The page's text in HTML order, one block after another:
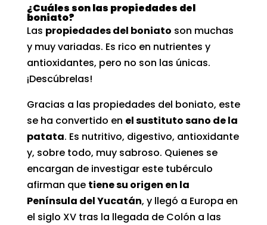
¿Cuáles son las propiedades del
boniato?
Las propiedades del boniato son muchas
y muy variadas. Es rico en nutrientes y
antioxidantes, pero no son las únicas.
¡Descúbrelas!
Gracias a las propiedades del boniato, este
se ha convertido en el sustituto sano de la
patata. Es nutritivo, digestivo, antioxidante
y, sobre todo, muy sabroso. Quienes se
encargan de investigar este tubérculo
afirman que tiene su origen en la
Península del Yucatán, y llegó a Europa en
el siglo XV tras la llegada de Colón a las